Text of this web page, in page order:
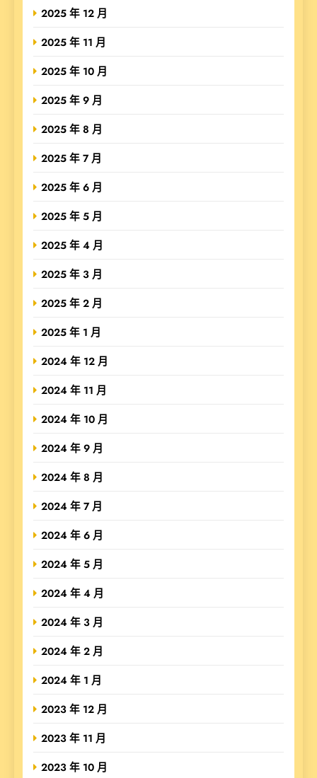
2025 年 12 月
2025 年 11 月
2025 年 10 月
2025 年 9 月
2025 年 8 月
2025 年 7 月
2025 年 6 月
2025 年 5 月
2025 年 4 月
2025 年 3 月
2025 年 2 月
2025 年 1 月
2024 年 12 月
2024 年 11 月
2024 年 10 月
2024 年 9 月
2024 年 8 月
2024 年 7 月
2024 年 6 月
2024 年 5 月
2024 年 4 月
2024 年 3 月
2024 年 2 月
2024 年 1 月
2023 年 12 月
2023 年 11 月
2023 年 10 月